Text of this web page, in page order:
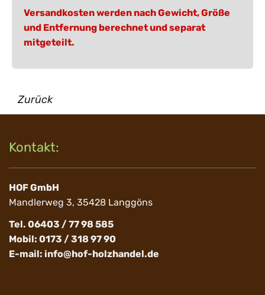
Versandkosten werden nach Gewicht, Größe
und Entfernung berechnet und separat
mitgeteilt.
Zurück
Kontakt:
HOF GmbH
Mandlerweg 3, 35428 Langgöns
Tel. 06403 / 77 98 585
Mobil: 0173 / 318 97 90
E-mail: info@hof-holzhandel.de